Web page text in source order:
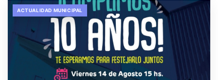
ACTUALIDAD MUNICIPAL